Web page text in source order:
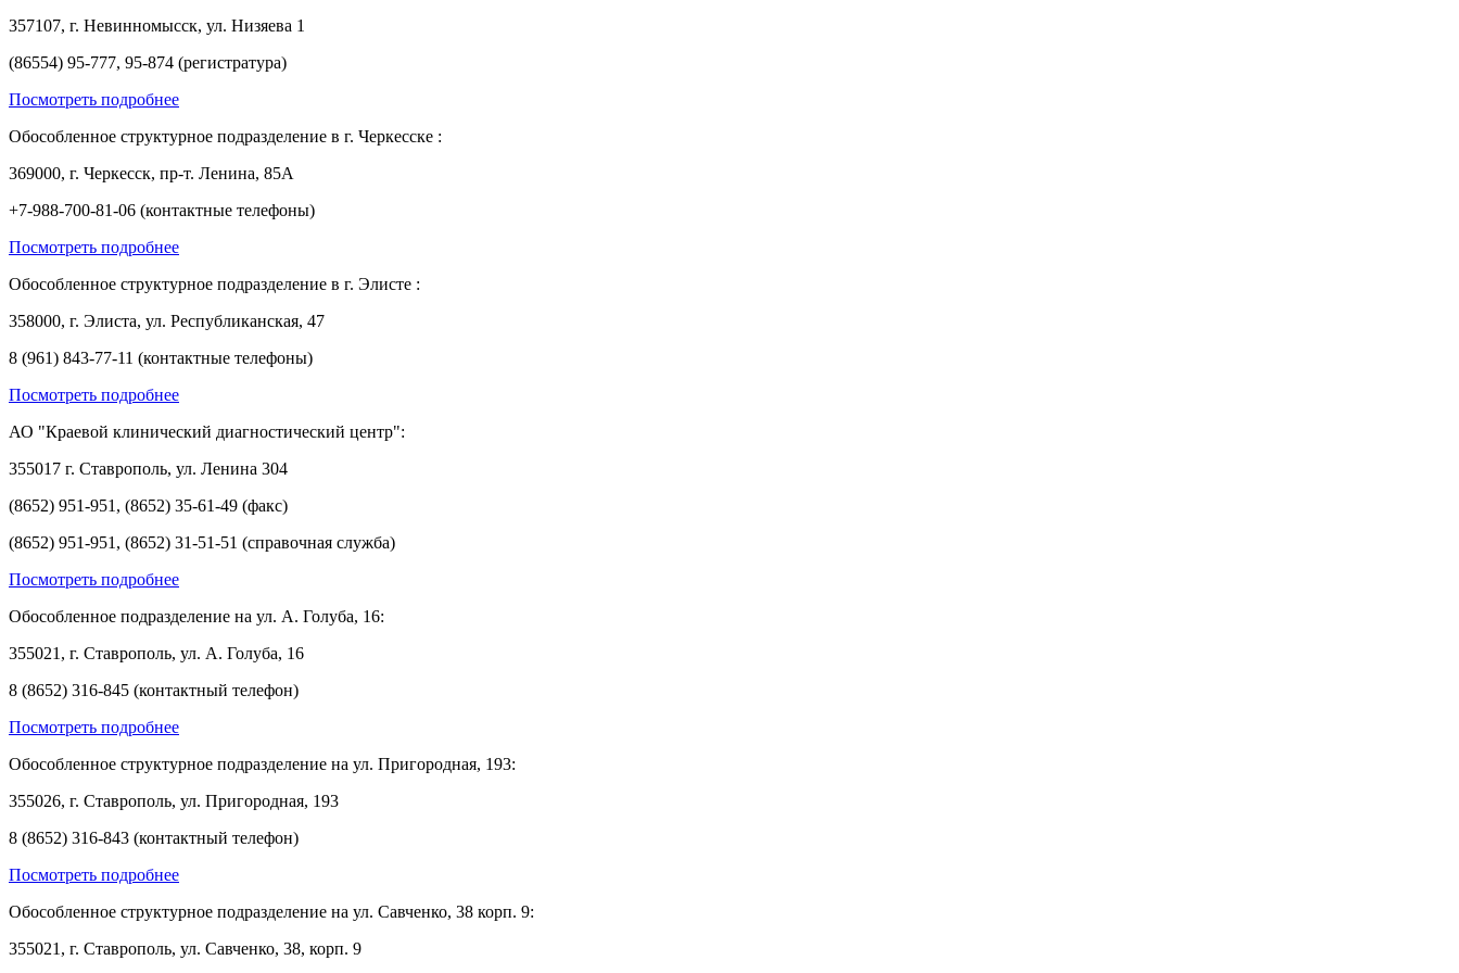
357107, г. Невинномысск, ул. Низяева 1
(86554) 95-777, 95-874 (регистратура)
Посмотреть подробнее
Обособленное структурное подразделение в г. Черкесске :
369000, г. Черкесск, пр-т. Ленина, 85А
+7-988-700-81-06 (контактные телефоны)
Посмотреть подробнее
Обособленное структурное подразделение в г. Элисте :
358000, г. Элиста, ул. Республиканская, 47
8 (961) 843-77-11 (контактные телефоны)
Посмотреть подробнее
АО "Краевой клинический диагностический центр":
355017 г. Ставрополь, ул. Ленина 304
(8652) 951-951, (8652) 35-61-49 (факс)
(8652) 951-951, (8652) 31-51-51 (справочная служба)
Посмотреть подробнее
Обособленное подразделение на ул. А. Голуба, 16:
355021, г. Ставрополь, ул. А. Голуба, 16
8 (8652) 316-845 (контактный телефон)
Посмотреть подробнее
Обособленное структурное подразделение на ул. Пригородная, 193:
355026, г. Ставрополь, ул. Пригородная, 193
8 (8652) 316-843 (контактный телефон)
Посмотреть подробнее
Обособленное структурное подразделение на ул. Савченко, 38 корп. 9:
355021, г. Ставрополь, ул. Савченко, 38, корп. 9